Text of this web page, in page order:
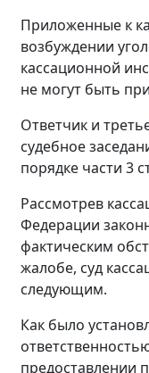
Приложенные к
возбуждении
кассационной
не могут быть
Ответчик и
судебное
порядке части 3
Рассмотрев
Федерации
фактическим
жалобе, суд
следующим.
Как было
предоставлении